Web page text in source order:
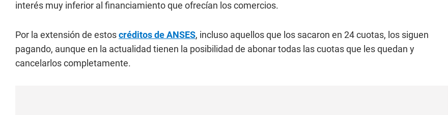
interés muy inferior al financiamiento que ofrecían los comercios.
Por la extensión de estoscréditos de ANSES, incluso aquellos que los sacaron en 24 cuotas, los siguen
pagando, aunque en la actualidad tienen la posibilidad de abonar todas las cuotas que les quedan y
cancelarlos completamente.